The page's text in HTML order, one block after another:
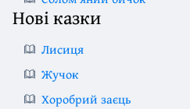
Нові казки
Лисиця
Жучок
Хоробрий заєць